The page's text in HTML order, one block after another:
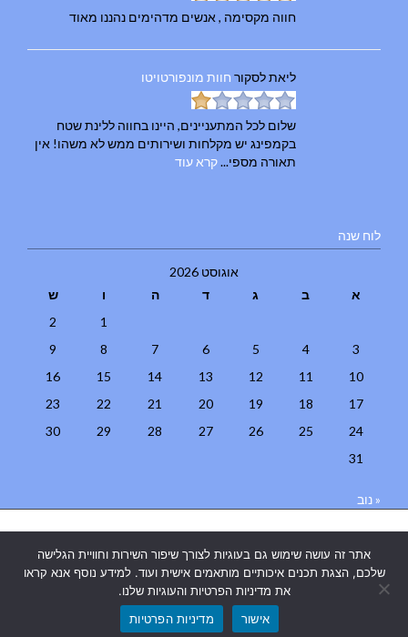
חווה מקסימה , אנשים מדהימים נהננו מאוד
ליאתלסקור חוות מונפורטויטו
שלום לכל המתעניינים, היינו בחווה ללינת שטח
בקמפינג יש מקלחות ושירותים ממש לא משהו! אין
תאורה מספי...קרא עוד
לוח שנה
אוגוסט 2026
א
ב ג ד ה ו
ש
1
2
3
4
5
6
7
8
9
10
11
12
13
14
15
16
17
18
19
20
21
22
23
24
25
26
27
28
29
30
31
« נוב
אתרים בבאר שבע|
אתר זה עושה שימוש גם בעוגיות לצורך שיפור השירות וחוויית הגלישה
שלכם, הצגת תכנים איכותיים מותאמים אישית ועוד. למידע נוסף אנא קראו
את מדיניות הפרטיות והעוגיות שלנו.
אישור
מדיניות הפרטיות